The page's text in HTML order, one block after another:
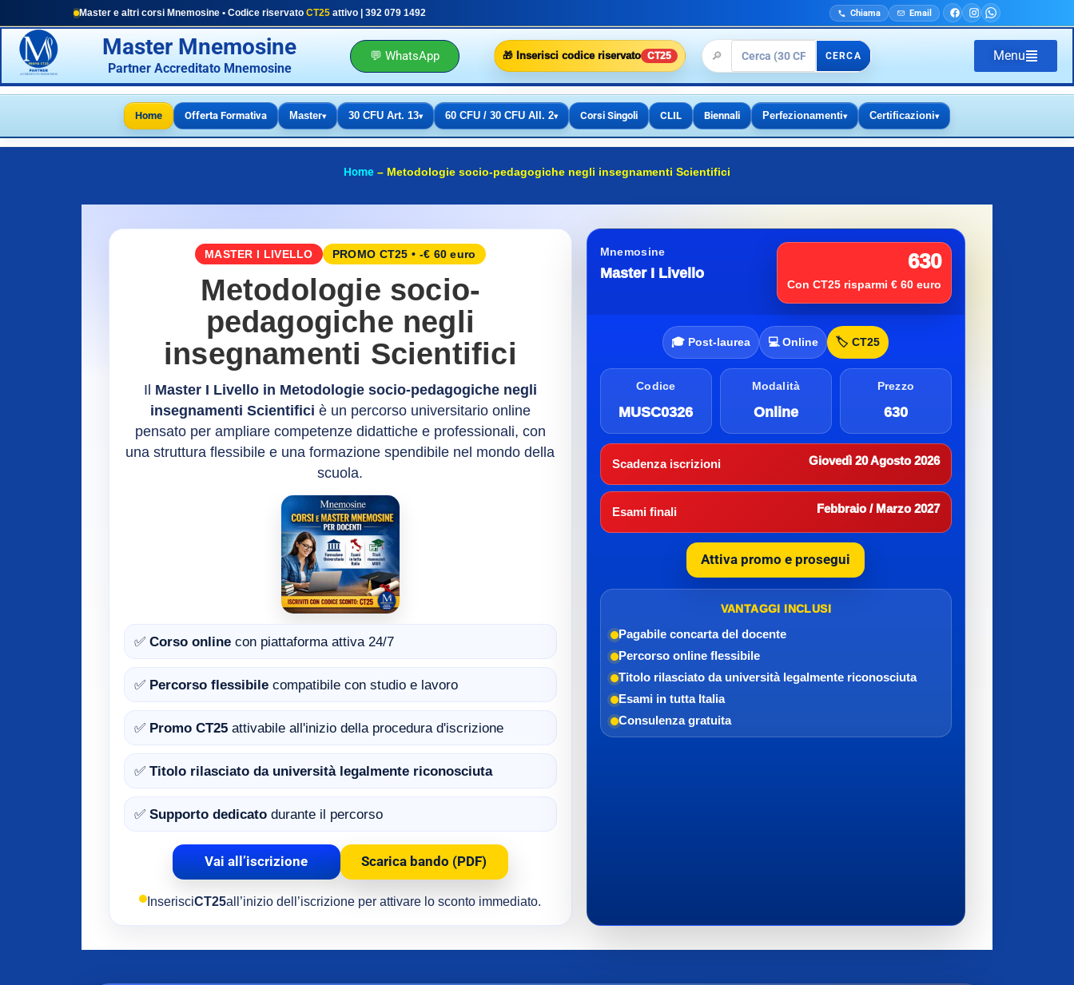
Master e altri corsi Mnemosine • Codice riservato CT25 attivo | 392 079 1492 Chiama Email
Master Mnemosine
Partner Accreditato Mnemosine
💬 WhatsApp 🎁 Inserisci codice riservato CT25 🔎 CERCA Menu
Home Offerta Formativa Master▾ 30 CFU Art. 13▾ 60 CFU / 30 CFU All. 2▾ Corsi Singoli CLIL Biennali Perfezionamenti▾ Certificazioni▾
Home – Metodologie socio-pedagogiche negli insegnamenti Scientifici
MASTER I LIVELLO PROMO CT25 • -€ 60 euro
Metodologie socio-
pedagogiche negli
insegnamenti Scientifici
Il Master I Livello in Metodologie socio-pedagogiche negli
insegnamenti Scientifici è un percorso universitario online
pensato per ampliare competenze didattiche e professionali, con
una struttura flessibile e una formazione spendibile nel mondo della
scuola.
✅ Corso online con piattaforma attiva 24/7
✅ Percorso flessibile compatibile con studio e lavoro
✅ Promo CT25 attivabile all'inizio della procedura d'iscrizione
✅ Titolo rilasciato da università legalmente riconosciuta
✅ Supporto dedicato durante il percorso
Vai all’iscrizione Scarica bando (PDF)
InserisciCT25all’inizio dell’iscrizione per attivare lo sconto immediato.
Mnemosine
Master I Livello 630
Con CT25 risparmi € 60 euro
🎓 Post-laurea 💻 Online 🏷️ CT25
Codice
MUSC0326
Modalità
Online
Prezzo
630
Scadenza iscrizioni Giovedì 20 Agosto 2026
Esami finali Febbraio / Marzo 2027
Attiva promo e prosegui
VANTAGGI INCLUSI
Pagabile concarta del docente
Percorso online flessibile
Titolo rilasciato da università legalmente riconosciuta
Esami in tutta Italia
Consulenza gratuita